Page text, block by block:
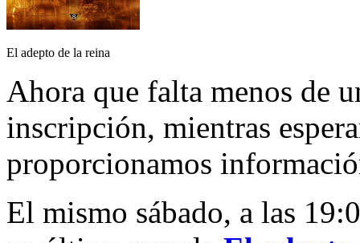
El adepto de la reina
Ahora que falta menos de
inscripción, mientras
proporcionamos
El mismo sábado, a las